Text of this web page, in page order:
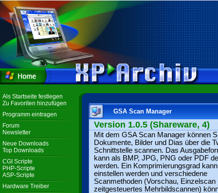
Als Startseite festlegen
Zu Favoriten hinzufügen
Programm eintragen
Forum
Newsletter
Neue Downloads
Top Downloads
CGI Scripte
PHP-Scripte
ASP-Scripte
Hardware Treiber
GSA Scan Manager
Version 1.0.5 (Shareware, 4)
Mit dem GSA Scan Manager können
Dokumente, Bilder und Dias über die
Schnittstelle scannen. Das
kann als BMP, JPG, PNG oder PDF
werden. Ein Komprimierungsgrad kann
einstellen werden und verschiedene
Scanmethoden (Vorschau, Einzelscan
zeitgesteuertes Mehrbildscannen)